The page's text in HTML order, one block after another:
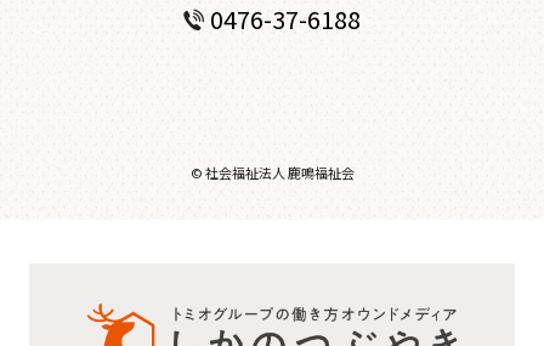
0476-37-6188
© 社会福祉法人 鹿鳴福祉会